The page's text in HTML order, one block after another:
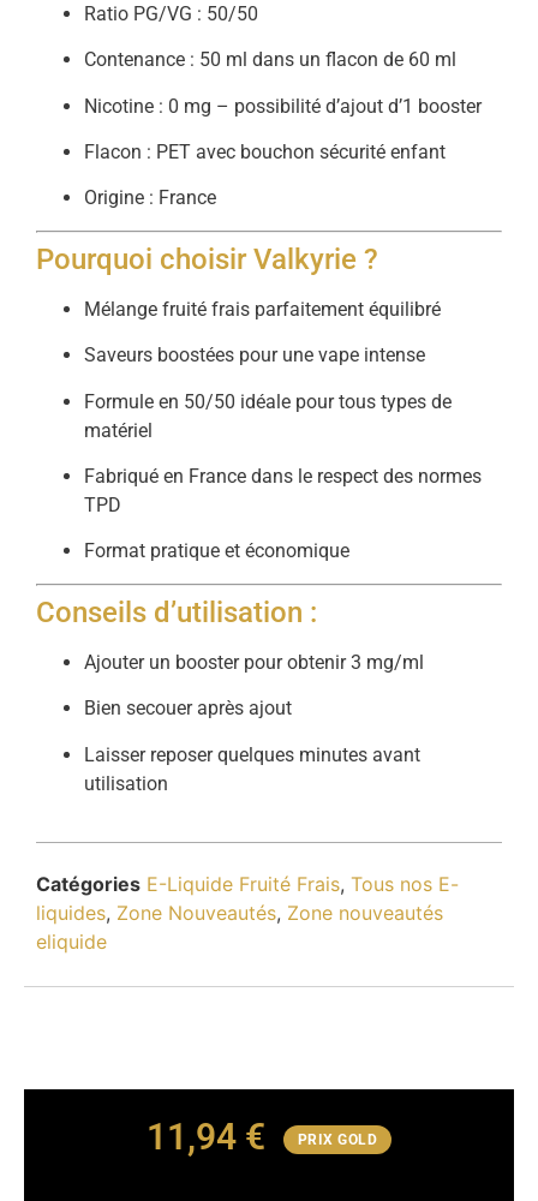
Ratio PG/VG : 50/50
Contenance : 50 ml dans un flacon de 60 ml
Nicotine : 0 mg – possibilité d’ajout d’1 booster
Flacon : PET avec bouchon sécurité enfant
Origine : France
Pourquoi choisir Valkyrie ?
Mélange fruité frais parfaitement équilibré
Saveurs boostées pour une vape intense
Formule en 50/50 idéale pour tous types de
matériel
Fabriqué en France dans le respect des normes
TPD
Format pratique et économique
Conseils d’utilisation :
Ajouter un booster pour obtenir 3 mg/ml
Bien secouer après ajout
Laisser reposer quelques minutes avant
utilisation
Catégories E-Liquide Fruité Frais, Tous nos E-
liquides, Zone Nouveautés, Zone nouveautés
eliquide
11,94 € PRIX GOLD